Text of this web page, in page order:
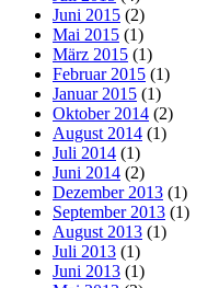
Juni 2015 (2)
Mai 2015 (1)
März 2015 (1)
Februar 2015 (1)
Januar 2015 (1)
Oktober 2014 (2)
August 2014 (1)
Juli 2014 (1)
Juni 2014 (2)
Dezember 2013 (1)
September 2013 (1)
August 2013 (1)
Juli 2013 (1)
Juni 2013 (1)